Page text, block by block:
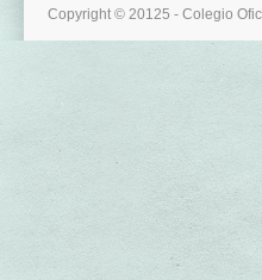
Copyright © 20125 - Colegio